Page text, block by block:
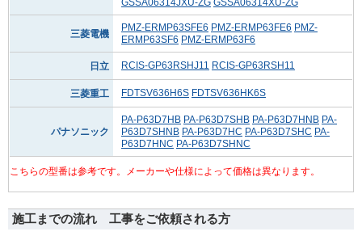
GSSA06314JXU-ZG GSSA06314XU-ZG
三菱電機
PMZ-ERMP63SFE6 PMZ-ERMP63FE6 PMZ-
ERMP63SF6 PMZ-ERMP63F6
日立 RCIS-GP63RSHJ11 RCIS-GP63RSH11
三菱重工 FDTSV636H6S FDTSV636HK6S
パナソニック
PA-P63D7HB PA-P63D7SHB PA-P63D7HNB PA-
P63D7SHNB PA-P63D7HC PA-P63D7SHC PA-
P63D7HNC PA-P63D7SHNC
こちらの型番は参考です。メーカーや仕様によって価格は異なります。
施工までの流れ 工事をご依頼される方